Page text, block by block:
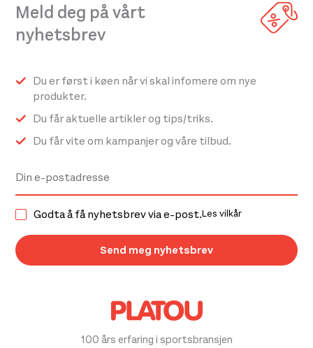
100 års erfaring i sportsbransjen
Meld deg på vårt
nyhetsbrev
Du er først i køen når vi skal infomere om nye
produkter.
Du får aktuelle artikler og tips/triks.
Du får vite om kampanjer og våre tilbud.
Godta å få nyhetsbrev via e-post.Les vilkår